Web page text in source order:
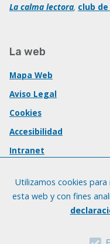
La calma lectora, club
La web
Mapa Web
Aviso Legal
Cookies
Accesibilidad
Intranet
Utilizamos cookies
esta web y con fines